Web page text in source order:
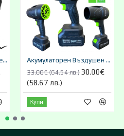
LED Джобен фенер с 3 режима , презареждаем, с USB кабел Акумулаторен Въздушен Турбо Пистолет Мощен 36V 8,0AH STAHLMATER
33.00€ (64.54 лв.) 30.00€
(58.67 лв.)
Купи